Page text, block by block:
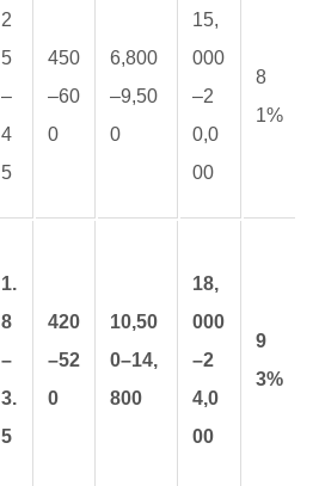
2
5
–
4
5
450
–60
0
6,800
–9,50
0
15,
000
–2
0,0
00
8
1%
1.
8
–
3.
5
420
–52
0
10,50
0–14,
800
18,
000
–2
4,0
00
9
3%